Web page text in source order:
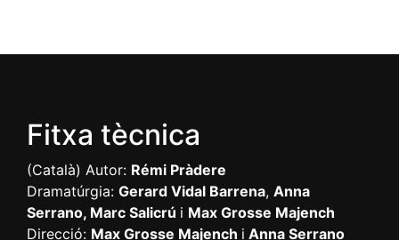
Fitxa tècnica
(Català) Autor: Rémi Pràdere
Dramatúrgia: Gerard Vidal Barrena, Anna
Serrano, Marc Salicrú i Max Grosse Majench
Direcció: Max Grosse Majench i Anna Serrano